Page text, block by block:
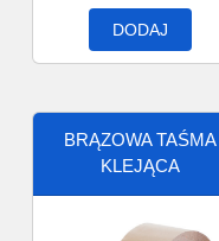
DODAJ
BRĄZOWA TAŚMA
KLEJĄCA